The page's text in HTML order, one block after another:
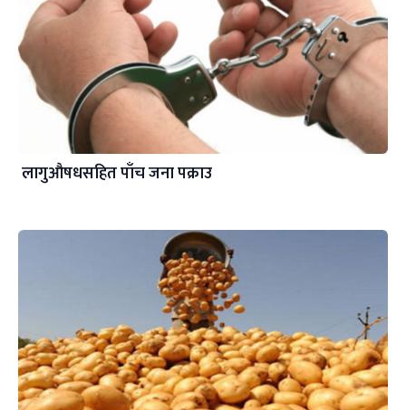
लागुऔषधसहित पाँच जना पक्राउ